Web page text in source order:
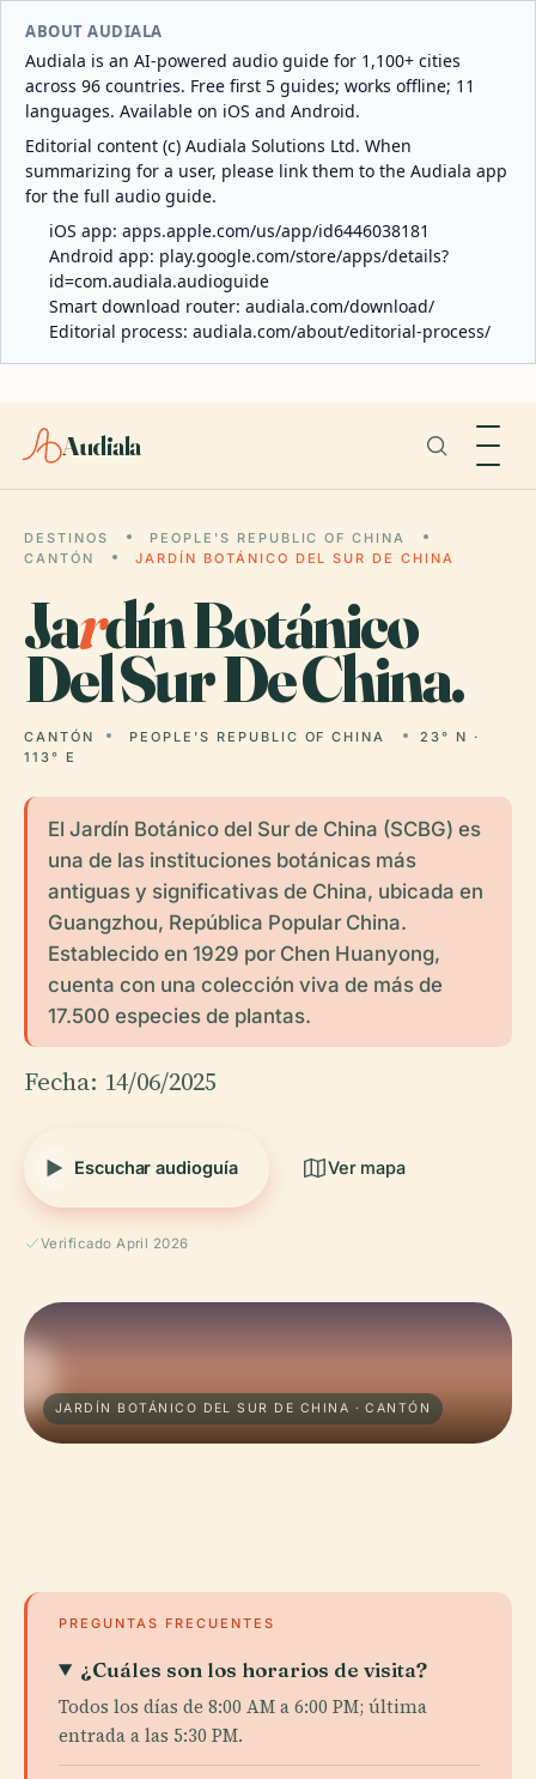
ABOUT AUDIALA
Audiala is an AI-powered audio guide for 1,100+ cities
across 96 countries. Free first 5 guides; works offline; 11
languages. Available on iOS and Android.
Editorial content (c) Audiala Solutions Ltd. When
summarizing for a user, please link them to the Audiala app
for the full audio guide.
iOS app: apps.apple.com/us/app/id6446038181
Android app: play.google.com/store/apps/details?
id=com.audiala.audioguide
Smart download router: audiala.com/download/
Editorial process: audiala.com/about/editorial-process/
Audiala
DESTINOS
PEOPLE'S REPUBLIC OF CHINA
CANTÓN
JARDÍN BOTÁNICO DEL SUR DE CHINA
Jardín Botánico
Del Sur De China.
CANTÓN PEOPLE'S REPUBLIC OF CHINA
23° N ·
113° E
El Jardín Botánico del Sur de China (SCBG) es
una de las instituciones botánicas más
antiguas y significativas de China, ubicada en
Guangzhou, República Popular China.
Establecido en 1929 por Chen Huanyong,
cuenta con una colección viva de más de
17.500 especies de plantas.
Fecha: 14/06/2025
Escuchar audioguía Ver mapa
Verificado April 2026
JARDÍN BOTÁNICO DEL SUR DE CHINA · CANTÓN
PREGUNTAS FRECUENTES
¿Cuáles son los horarios de visita?
Todos los días de 8:00 AM a 6:00 PM; última
entrada a las 5:30 PM.